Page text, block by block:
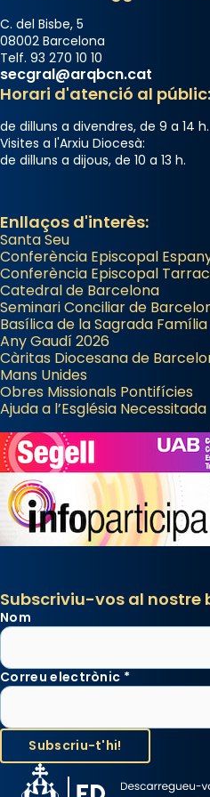
C. del Bisbe, 5
08002 Barcelona
Telf. 93 270 10 10
secgral@arqbcn.cat
Horari d'atenció al públic:
de dilluns a divendres, de 9 a 14 h.
Visites a l'Arxiu Diocesà:
de dilluns a dijous, de 10 a 13 h.
Enllaços d'interès:
Santa Seu
Conferència Episcopal
Conferència Episcopal
Catedral de Barcelona
Seminari Conciliar de
Basílica de la Sagrada Família
Any Gaudí 2026
Càritas Diocesana de
Mans Unides
Obres Missionals Pontifícies
Ajuda a l’Església Necessitada
Subscriviu-vos al nostre
Nom
Correu electrònic *